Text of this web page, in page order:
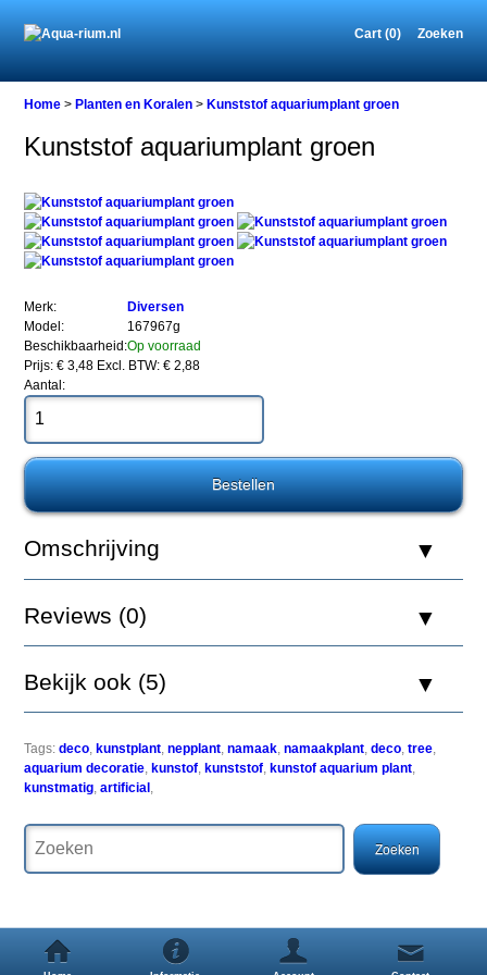
Cart (0) Zoeken
Home
en
Koralen
Kunststof
aquariumplant
Kunststof
aquariumplant
groen
Levende
aquariumplanten
kunnen
sommige
in
worden
het
het
niet
toelaten
uw
vissen
toch
Home >Planten en Koralen >Kunststof aquariumplant groen
Kunststof aquariumplant groen
Merk:
Diversen
Model:
167967g
Beschikbaarheid:Op voorraad
Prijs: € 3,48 Excl. BTW: € 2,88
Aantal:
Omschrijving
Reviews (0)
Bekijk ook (5)
Tags: deco, kunstplant,nepplant,namaak,namaakplant,deco,tree,
aquarium decoratie, kunstof, kunststof, kunstof aquarium plant,
kunstmatig,artificial ,